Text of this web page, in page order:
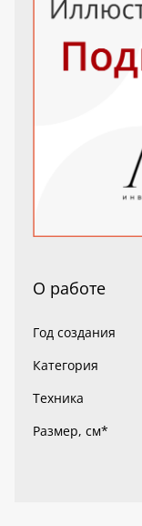
О работе
Год создания
Категория
Техника
Размер, см*